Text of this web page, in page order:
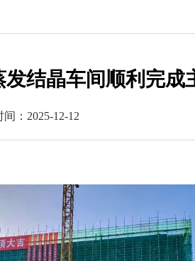
结晶车间顺利完成
间： 2025-12-12